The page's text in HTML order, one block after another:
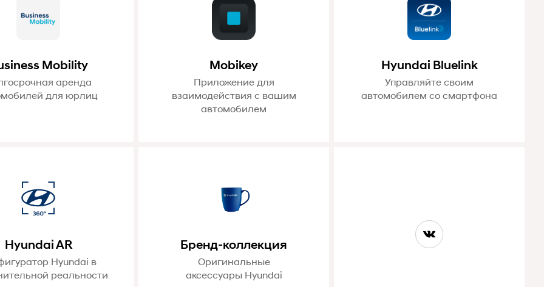
Mobility
аренда
для юрлиц
Mobikey
Приложение для
взаимодействия с вашим
автомобилем
Hyundai Bluelink
Управляйте своим
автомобилем со смартфона
Hyundai AR
Hyundai в
реальности
Бренд-коллекция
Оригинальные
аксессуары Hyundai